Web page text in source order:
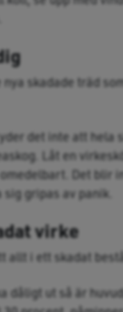
skadade träd
det inte att
Låt en
Det blir
gripas av panik.
virke
allt i ett skadat
dåligt ut så är